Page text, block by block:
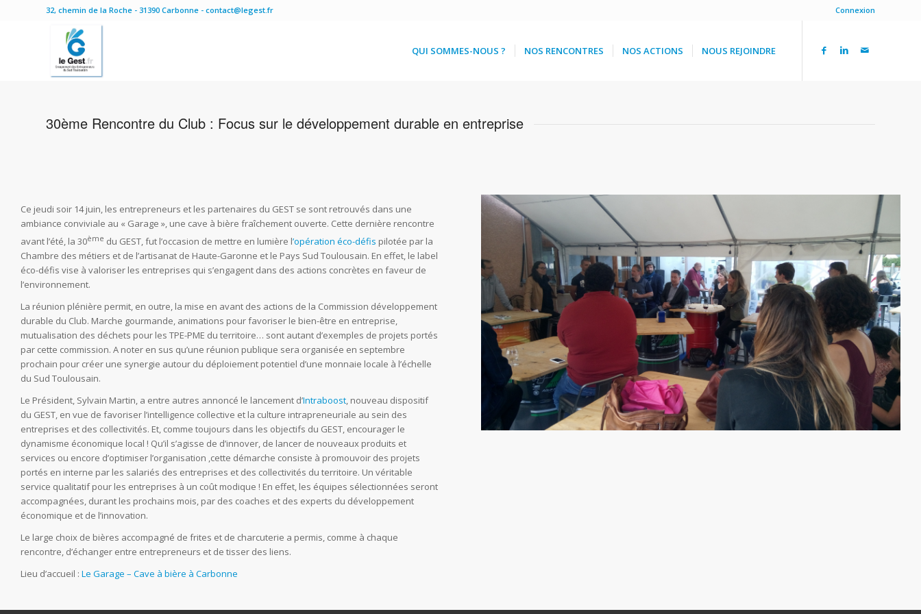
Connexion
32, chemin de la Roche - 31390 Carbonne - contact@legest.fr
QUI SOMMES-NOUS ? NOS RENCONTRES NOS ACTIONS NOUS REJOINDRE
30ème Rencontre du Club : Focus sur le développement durable en entreprise
Ce jeudi soir 14 juin, les entrepreneurs et les partenaires du GEST se sont retrouvés dans une
ambiance conviviale au « Garage », une cave à bière fraîchement ouverte. Cette dernière rencontre
avant l’été, la 30ème du GEST, fut l’occasion de mettre en lumière l’opération éco-défis pilotée par la
Chambre des métiers et de l’artisanat de Haute-Garonne et le Pays Sud Toulousain. En effet, le label
éco-défis vise à valoriser les entreprises qui s’engagent dans des actions concrètes en faveur de
l’environnement.
La réunion plénière permit, en outre, la mise en avant des actions de la Commission développement
durable du Club. Marche gourmande, animations pour favoriser le bien-être en entreprise,
mutualisation des déchets pour les TPE-PME du territoire… sont autant d’exemples de projets portés
par cette commission. A noter en sus qu’une réunion publique sera organisée en septembre
prochain pour créer une synergie autour du déploiement potentiel d’une monnaie locale à l’échelle
du Sud Toulousain.
Le Président, Sylvain Martin, a entre autres annoncé le lancement d’Intraboost, nouveau dispositif
du GEST, en vue de favoriser l’intelligence collective et la culture intrapreneuriale au sein des
entreprises et des collectivités. Et, comme toujours dans les objectifs du GEST, encourager le
dynamisme économique local ! Qu’il s’agisse de d’innover, de lancer de nouveaux produits et
services ou encore d’optimiser l’organisation ,cette démarche consiste à promouvoir des projets
portés en interne par les salariés des entreprises et des collectivités du territoire. Un véritable
service qualitatif pour les entreprises à un coût modique ! En effet, les équipes sélectionnées seront
accompagnées, durant les prochains mois, par des coaches et des experts du développement
économique et de l’innovation.
Le large choix de bières accompagné de frites et de charcuterie a permis, comme à chaque
rencontre, d’échanger entre entrepreneurs et de tisser des liens.
Lieu d’accueil : Le Garage – Cave à bière à Carbonne